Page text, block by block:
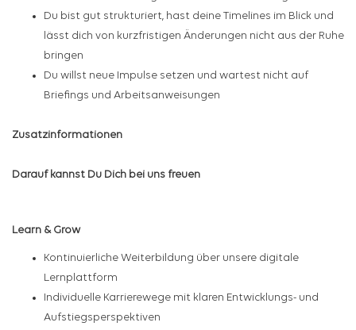
Du bist gut strukturiert, hast deine Timelines im Blick und
lässt dich von kurzfristigen Änderungen nicht aus der Ruhe
bringen
Du willst neue Impulse setzen und wartest nicht auf
Briefings und Arbeitsanweisungen
Zusatzinformationen
Darauf kannst Du Dich bei uns freuen
Learn & Grow
Kontinuierliche Weiterbildung über unsere digitale
Lernplattform
Individuelle Karrierewege mit klaren Entwicklungs- und
Aufstiegsperspektiven